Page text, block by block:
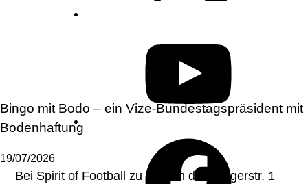
Bingo mit Bodo – ein Vize-Bundestagspräsident mit
Bodenhaftung
19/07/2026
Bei Spirit of Football zu Gast in der Tungerstr. 1